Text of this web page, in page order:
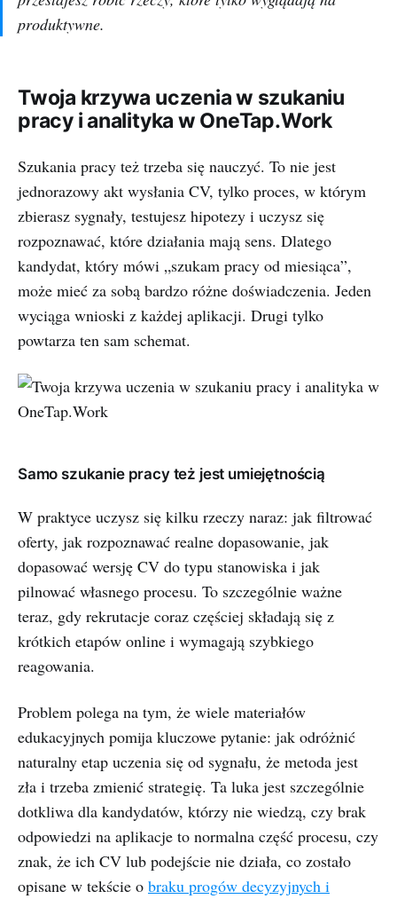
produktywne.
Twoja krzywa uczenia w szukaniu
pracy i analityka w OneTap.Work
Szukania pracy też trzeba się nauczyć. To nie jest
jednorazowy akt wysłania CV, tylko proces, w którym
zbierasz sygnały, testujesz hipotezy i uczysz się
rozpoznawać, które działania mają sens. Dlatego
kandydat, który mówi „szukam pracy od miesiąca”,
może mieć za sobą bardzo różne doświadczenia. Jeden
wyciąga wnioski z każdej aplikacji. Drugi tylko
powtarza ten sam schemat.
Samo szukanie pracy też jest umiejętnością
W praktyce uczysz się kilku rzeczy naraz: jak filtrować
oferty, jak rozpoznawać realne dopasowanie, jak
dopasować wersję CV do typu stanowiska i jak
pilnować własnego procesu. To szczególnie ważne
teraz, gdy rekrutacje coraz częściej składają się z
krótkich etapów online i wymagają szybkiego
reagowania.
Problem polega na tym, że wiele materiałów
edukacyjnych pomija kluczowe pytanie: jak odróżnić
naturalny etap uczenia się od sygnału, że metoda jest
zła i trzeba zmienić strategię. Ta luka jest szczególnie
dotkliwa dla kandydatów, którzy nie wiedzą, czy brak
odpowiedzi na aplikacje to normalna część procesu, czy
znak, że ich CV lub podejście nie działa, co zostało
opisane w tekście o braku progów decyzyjnych i